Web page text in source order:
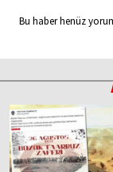
Bu haber henüz